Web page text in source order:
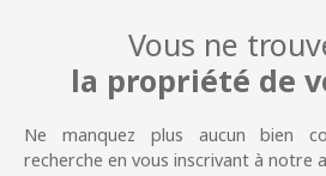
Vous ne
la propriété de
Ne manquez plus aucun bien
recherche en vous inscrivant à notre